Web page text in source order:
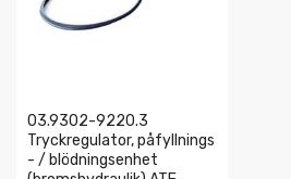
03.9302-9220.3
Tryckregulator, påfyllnings
- / blödningsenhet